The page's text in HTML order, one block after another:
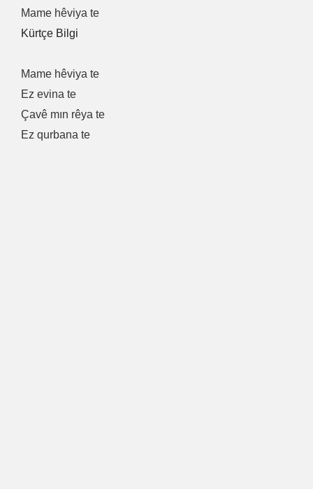
Mame hêviya te
Kürtçe Bilgi
Mame hêviya te
Ez evina te
Çavê mın rêya te
Ez qurbana te